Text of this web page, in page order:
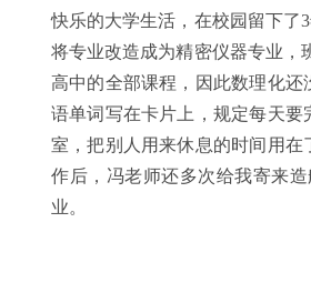
快乐的大学生活，在校园留下了3
将专业改造成为精密仪器专业，
高中的全部课程，因此数理化还
语单词写在卡片上，规定每天
室，把别人用来休息的时间用
作后，冯老师还多次给我寄来
业。